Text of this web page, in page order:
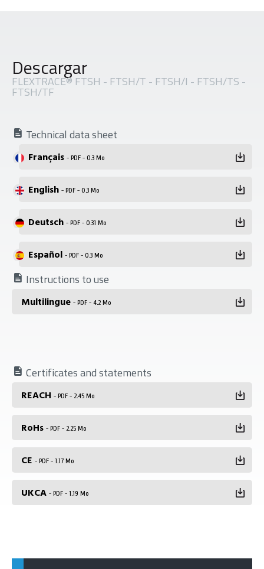
Descargar
FLEXTRACE® FTSH - FTSH/T - FTSH/I - FTSH/TS -
FTSH/TF
Technical data sheet
Français - PDF - 0.3 Mo
English - PDF - 0.3 Mo
Deutsch - PDF - 0.31 Mo
Español - PDF - 0.3 Mo
Instructions to use
Multilingue - PDF - 4.2 Mo
Certificates and statements
REACH - PDF - 2.45 Mo
RoHs - PDF - 2.25 Mo
CE - PDF - 1.17 Mo
UKCA - PDF - 1.19 Mo